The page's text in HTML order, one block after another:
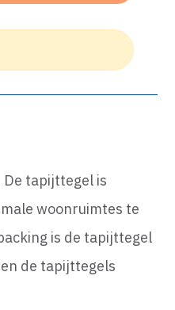
De tapijttegel is
woonruimtes te
is de tapijttegel
de tapijttegels